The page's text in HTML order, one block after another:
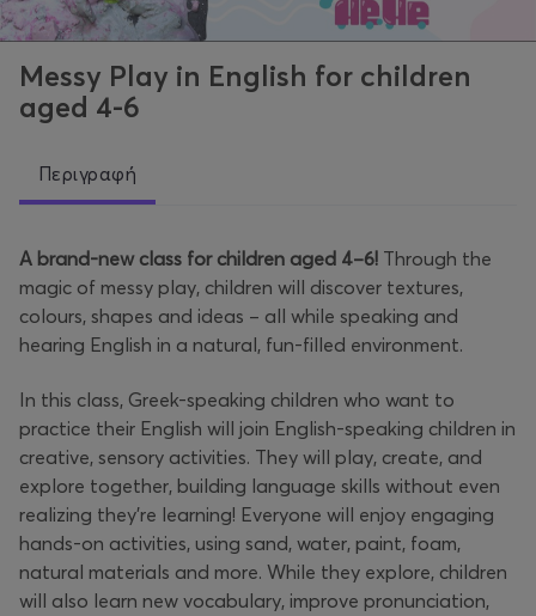
Messy Play in English for children
aged 4-6
Περιγραφή
A brand-new class for children aged 4–6! Through the
magic of messy play, children will discover textures,
colours, shapes and ideas – all while speaking and
hearing English in a natural, fun-filled environment.
In this class, Greek-speaking children who want to
practice their English will join English-speaking children in
creative, sensory activities. They will play, create, and
explore together, building language skills without even
realizing they’re learning! Everyone will enjoy engaging
hands-on activities, using sand, water, paint, foam,
natural materials and more. While they explore, children
will also learn new vocabulary, improve pronunciation,